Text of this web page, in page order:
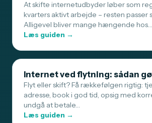
At skifte internetudbyder løber som
kvarters aktivt arbejde – resten passer
Alligevel bliver mange hængende hos…
Læs guiden →
Internet ved flytning: sådan
Flyt eller skift? Få rækkefølgen rigtig:
adresse, book i god tid, opsig med
undgå at betale…
Læs guiden →